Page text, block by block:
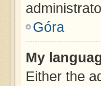
Góra
My
Either the